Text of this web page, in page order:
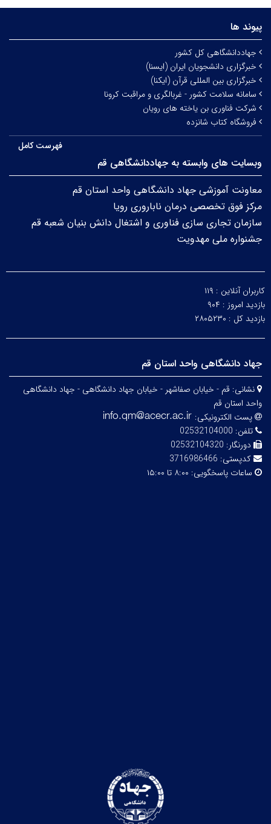
پیوند ها
جهاددانشگاهی کل کشور
خبرگزاری دانشجویان ایران (ایسنا)
خبرگزاری بین المللی قرآن (ایکنا)
سامانه سلامت کشور - غربالگری و مراقبت کرونا
شرکت فناوری بن یاخته های رویان
فروشگاه کتاب شانزده
فهرست کامل
وبسایت های وابسته به جهاددانشگاهی قم
معاونت آموزشی جهاد دانشگاهی واحد استان قم
مرکز فوق تخصصی درمان ناباروری رویا
سازمان تجاری سازی فناوری و اشتغال دانش بنیان شعبه قم
جشنواره ملی مهدویت
کاربران آنلاین : ۱۱۹
بازدید امروز : ۹۰۴
بازدید کل : ۲۸۰۵۲۳۰
جهاد دانشگاهی واحد استان قم
نشانی: قم - خیابان صفاشهر - خیابان جهاد دانشگاهی - جهاد دانشگاهی
واحد استان قم
پست الکترونیکی:
تلفن: 02532104000
دورنگار: 02532104320
کدپستی: 3716986466
ساعات پاسخگویی: ۸:۰۰ تا ۱۵:۰۰